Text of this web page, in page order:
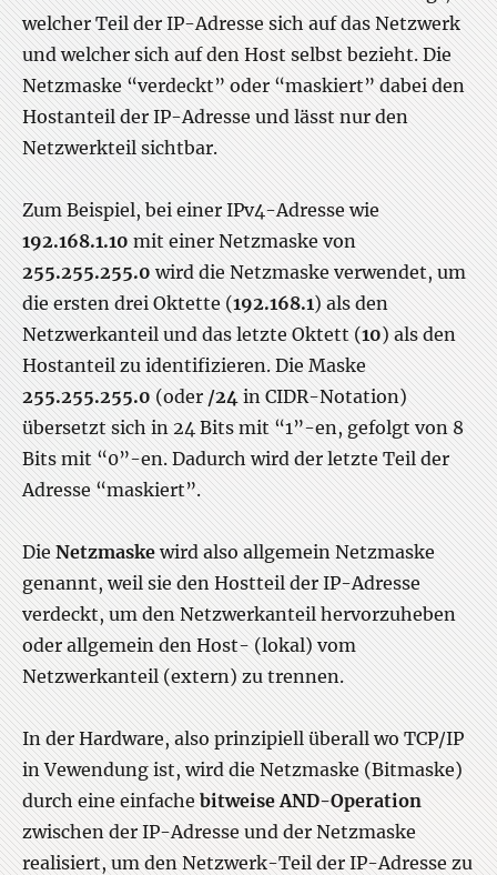
welcher Teil der IP-Adresse sich auf das Netzwerk
und welcher sich auf den Host selbst bezieht. Die
Netzmaske “verdeckt” oder “maskiert” dabei den
Hostanteil der IP-Adresse und lässt nur den
Netzwerkteil sichtbar.
Zum Beispiel, bei einer IPv4-Adresse wie
192.168.1.10mit einer Netzmaske von
255.255.255.0 wird die Netzmaske verwendet, um
die ersten drei Oktette (192.168.1) als den
Netzwerkanteil und das letzte Oktett (10) als den
Hostanteil zu identifizieren. Die Maske
255.255.255.0 (oder /24in CIDR-Notation)
übersetzt sich in 24 Bits mit “1”-en, gefolgt von 8
Bits mit “0”-en. Dadurch wird der letzte Teil der
Adresse “maskiert”.
Die Netzmaske wird also allgemein Netzmaske
genannt, weil sie den Hostteil der IP-Adresse
verdeckt, um den Netzwerkanteil hervorzuheben
oder allgemein den Host- (lokal) vom
Netzwerkanteil (extern) zu trennen.
In der Hardware, also prinzipiell überall wo TCP/IP
in Vewendung ist, wird die Netzmaske (Bitmaske)
durch eine einfache bitweise AND-Operation
zwischen der IP-Adresse und der Netzmaske
realisiert, um den Netzwerk-Teil der IP-Adresse zu